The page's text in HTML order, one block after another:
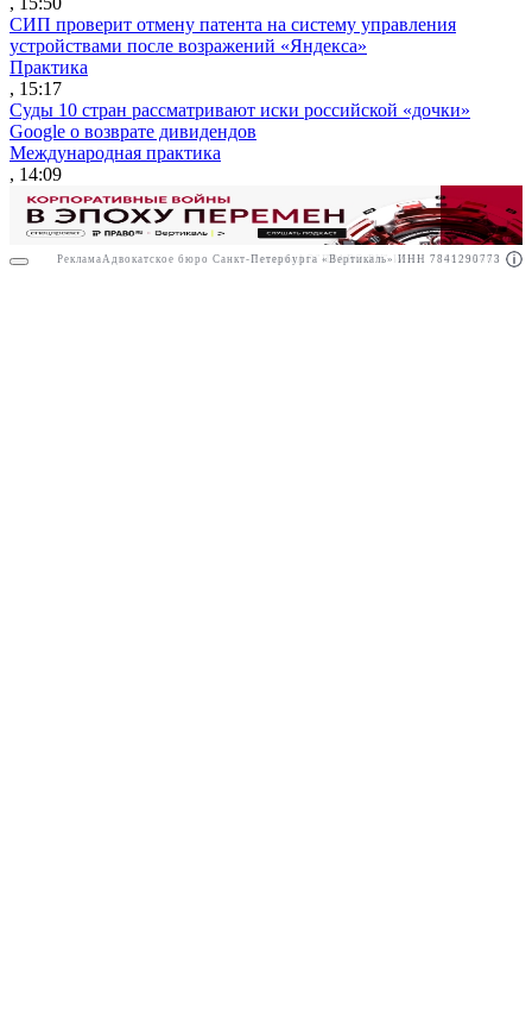
РекламаАО"ПРАВО.РУ" ИНН: 7708095468
СИП проверит отмену патента на систему управления
устройствами после возражений «Яндекса»
Практика
, 15:17
Суды 10 стран рассматривают иски российской «дочки»
Google о возврате дивидендов
Международная практика
, 14:09
Реклама Адвокатское бюро Санкт-Петербурга «Вертикаль» ИНН 7841290773